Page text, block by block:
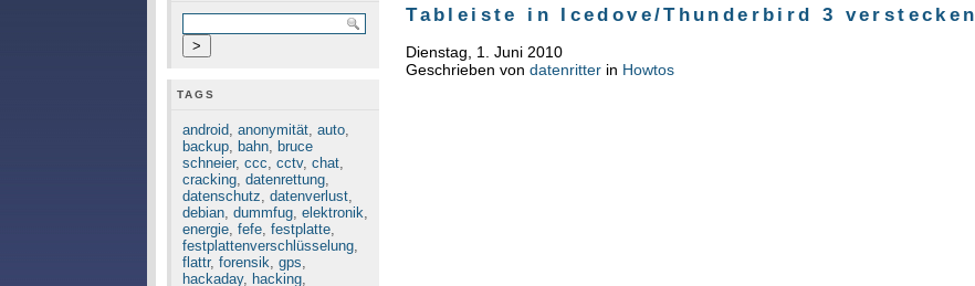
TAGS
android, anonymität, auto,
backup, bahn, bruce
schneier, ccc, cctv, chat,
cracking, datenrettung,
datenschutz, datenverlust,
debian, dummfug, elektronik,
energie, fefe, festplatte,
festplattenverschlüsselung,
flattr, forensik, gps,
hackaday, hacking,
Tableiste in Icedove/Thunderbird 3 verstecken
Dienstag, 1. Juni 2010
Geschrieben vondatenritter in Howtos